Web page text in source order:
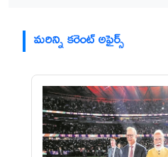
మరిన్ని కరెంట్ అఫైర్స్